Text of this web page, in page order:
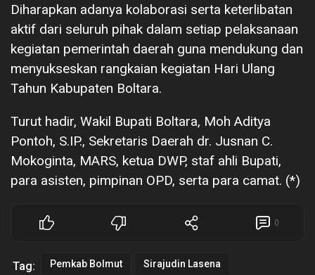
Diharapkan adanya kolaborasi serta keterlibatan
aktif dari seluruh pihak dalam setiap pelaksanaan
kegiatan pemerintah daerah guna mendukung dan
menyukseskan rangkaian kegiatan Hari Ulang
Tahun Kabupaten Boltara.
Turut hadir, Wakil Bupati Boltara, Moh Aditya
Pontoh, S.IP., Sekretaris Daerah dr. Jusnan C.
Mokoginta, MARS, ketua DWP, staf ahli Bupati,
para asisten, pimpinan OPD, serta para camat. (*)
0
Tag: Pemkab Bolmut Sirajudin Lasena